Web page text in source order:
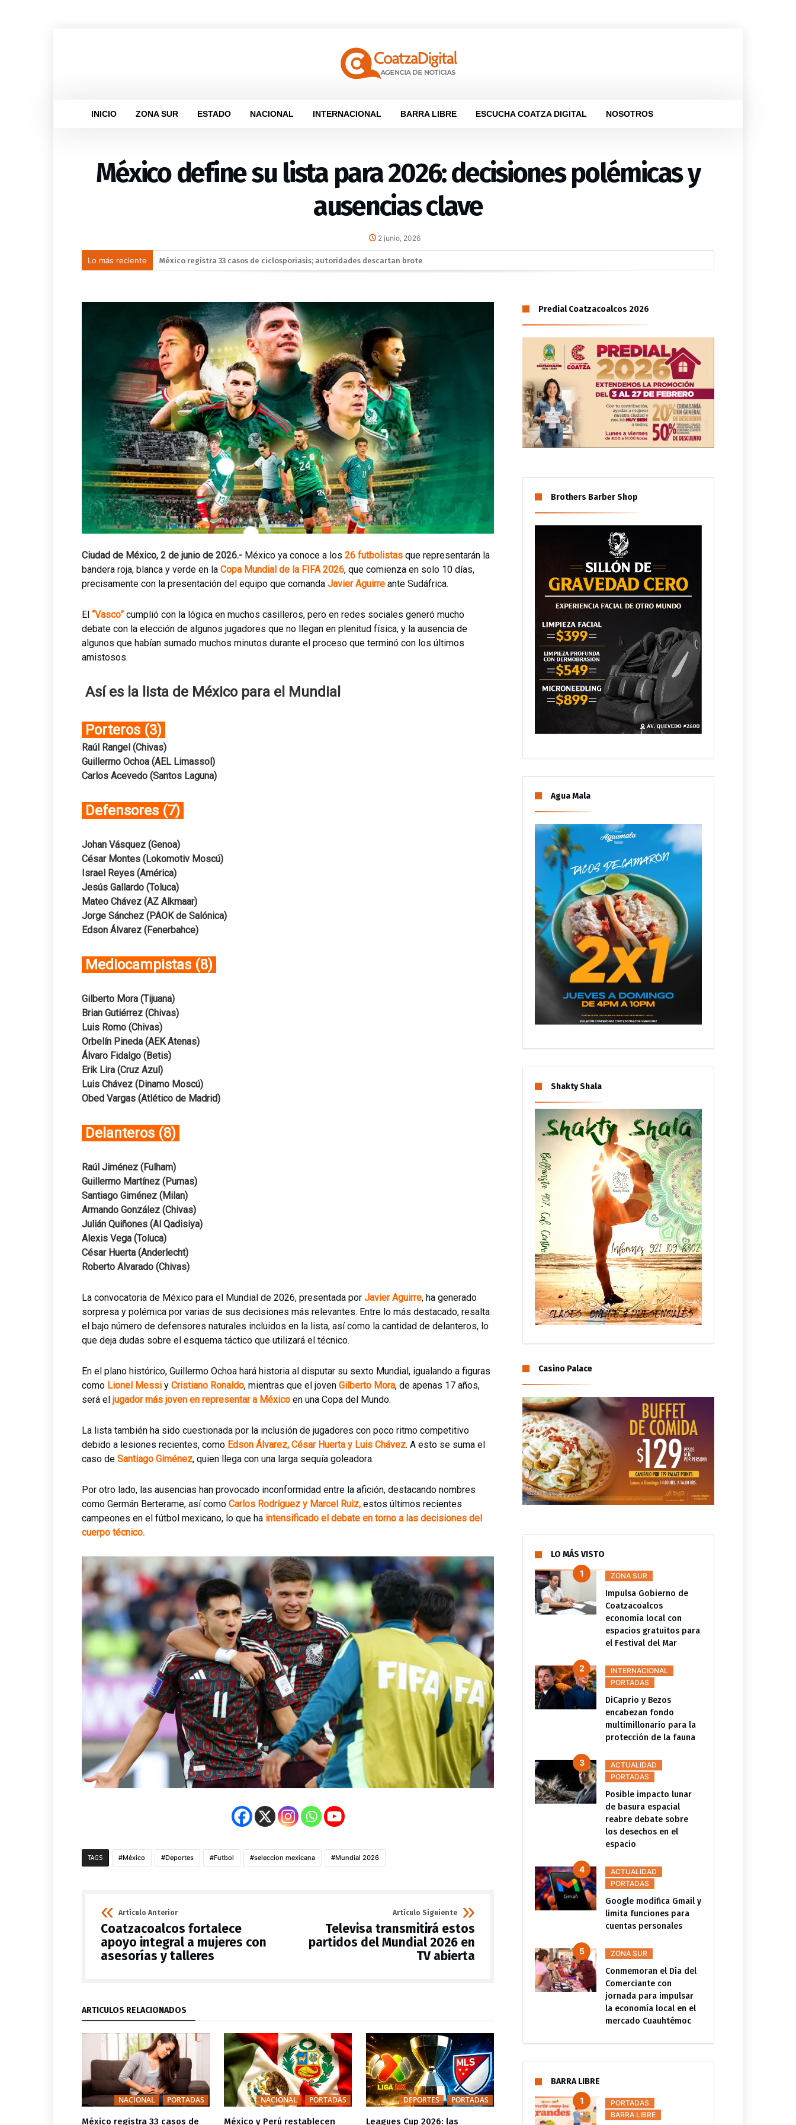
INICIO ZONA SUR ESTADO NACIONAL INTERNACIONAL BARRA LIBRE ESCUCHA COATZA DIGITAL NOSOTROS
México define su lista para 2026: decisiones polémicas y
ausencias clave
2 junio, 2026
Lo más reciente México y Perú restablecen relaciones diplomáticas tras cuatro años de tensión
DiCaprio y Bezos encabezan fondo multimillonario para la protección de la fauna
Detienen al exgobernador Ángel Aguirre en el caso de la desaparición de los 43 estudiantes de Ayotzinapa
Ciudad de México, 2 de junio de 2026.- México ya conoce a los 26 futbolistas que representarán la
bandera roja, blanca y verde en la Copa Mundial de la FIFA 2026, que comienza en solo 10 días,
precisamente con la presentación del equipo que comanda Javier Aguirre ante Sudáfrica.
El “Vasco” cumplió con la lógica en muchos casilleros, pero en redes sociales generó mucho
debate con la elección de algunos jugadores que no llegan en plenitud física, y la ausencia de
algunos que habían sumado muchos minutos durante el proceso que terminó con los últimos
amistosos.
Así es la lista de México para el Mundial
Porteros (3)
Raúl Rangel (Chivas)
Guillermo Ochoa (AEL Limassol)
Carlos Acevedo (Santos Laguna)
Defensores (7)
Johan Vásquez (Genoa)
César Montes (Lokomotiv Moscú)
Israel Reyes (América)
Jesús Gallardo (Toluca)
Mateo Chávez (AZ Alkmaar)
Jorge Sánchez (PAOK de Salónica)
Edson Álvarez (Fenerbahce)
Mediocampistas (8)
Gilberto Mora (Tijuana)
Brian Gutiérrez (Chivas)
Luis Romo (Chivas)
Orbelín Pineda (AEK Atenas)
Álvaro Fidalgo (Betis)
Erik Lira (Cruz Azul)
Luis Chávez (Dinamo Moscú)
Obed Vargas (Atlético de Madrid)
Delanteros (8)
Raúl Jiménez (Fulham)
Guillermo Martínez (Pumas)
Santiago Giménez (Milan)
Armando González (Chivas)
Julián Quiñones (Al Qadisiya)
Alexis Vega (Toluca)
César Huerta (Anderlecht)
Roberto Alvarado (Chivas)
La convocatoria de México para el Mundial de 2026, presentada por Javier Aguirre, ha generado
sorpresa y polémica por varias de sus decisiones más relevantes. Entre lo más destacado, resalta
el bajo número de defensores naturales incluidos en la lista, así como la cantidad de delanteros, lo
que deja dudas sobre el esquema táctico que utilizará el técnico.
En el plano histórico, Guillermo Ochoa hará historia al disputar su sexto Mundial, igualando a figuras
como Lionel Messi y Cristiano Ronaldo, mientras que el joven Gilberto Mora, de apenas 17 años,
será el jugador más joven en representar a México en una Copa del Mundo.
La lista también ha sido cuestionada por la inclusión de jugadores con poco ritmo competitivo
debido a lesiones recientes, como Edson Álvarez, César Huerta y Luis Chávez. A esto se suma el
caso de Santiago Giménez, quien llega con una larga sequía goleadora.
Por otro lado, las ausencias han provocado inconformidad entre la afición, destacando nombres
como Germán Berterame, así como Carlos Rodríguez y Marcel Ruiz, estos últimos recientes
campeones en el fútbol mexicano, lo que ha intensificado el debate en torno a las decisiones del
cuerpo técnico.
TAGS México Deportes Futbol seleccion mexicana Mundial 2026
Artículo Anterior
Coatzacoalcos fortalece
apoyo integral a mujeres con
asesorías y talleres
Artículo Siguiente
Televisa transmitirá estos
partidos del Mundial 2026 en
TV abierta
ARTÍCULOS RELACIONADOS
NACIONAL PORTADAS
México registra 33 casos de
NACIONAL PORTADAS
México y Perú restablecen
DEPORTES PORTADAS
Leagues Cup 2026: las
DEPORTES PORTADAS
Rafa Márquez y su plan para Vozinha ya está en Chile para
Predial Coatzacoalcos 2026
Brothers Barber Shop
Agua Mala
Shakty Shala
Casino Palace
LO MÁS VISTO
ZONA SUR
Impulsa Gobierno de
Coatzacoalcos
economía local con
espacios gratuitos para
el Festival del Mar
INTERNACIONAL
PORTADAS
DiCaprio y Bezos
encabezan fondo
multimillonario para la
protección de la fauna
ACTUALIDAD
PORTADAS
Posible impacto lunar
de basura espacial
reabre debate sobre
los desechos en el
espacio
ACTUALIDAD
PORTADAS
Google modifica Gmail y
limita funciones para
cuentas personales
ZONA SUR
Conmemoran el Día del
Comerciante con
jornada para impulsar
la economía local en el
mercado Cuauhtémoc
BARRA LIBRE
PORTADAS
BARRA LIBRE